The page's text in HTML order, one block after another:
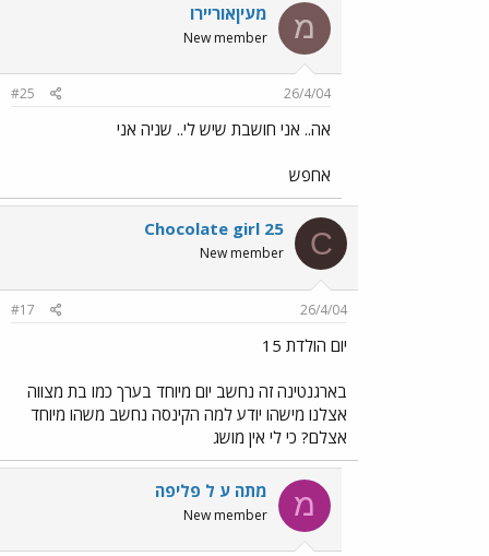
מ מעיןאוריירו
New member
26/4/04
#25
אה.. אני חושבת שיש לי.. שניה אני
אחפש
C
Chocolate girl 25
New member
26/4/04
#17
יום הולדת 15
בארגנטינה זה נחשב יום מיוחד בערך כמו בת מצווה
אצלנו מישהו יודע למה הקינסה נחשב משהו מיוחד
אצלם? כי לי אין מושג
מ מתה ע ל פליפה
New member